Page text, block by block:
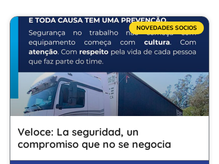
NOVEDADES SOCIOS
Veloce: La seguridad, un
compromiso que no se negocia